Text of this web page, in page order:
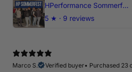
HPerformance Sommerfest 2026
5 ★ · 9 reviews
Marco S.
Verified buyer• Purchased 23